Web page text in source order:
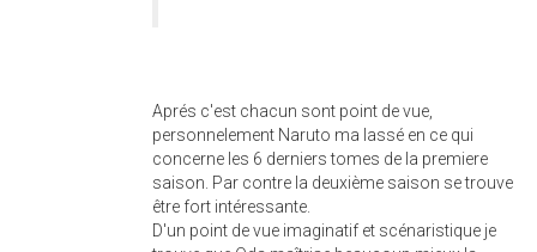
Aprés c'est chacun sont point de vue,
personnelement Naruto ma lassé en ce qui
concerne les 6 derniers tomes de la premiere
saison. Par contre la deuxième saison se trouve
être fort intéressante.
D'un point de vue imaginatif et scénaristique je